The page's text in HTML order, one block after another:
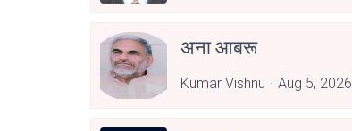
अना आबरू
Kumar Vishnu Aug 5, 2026